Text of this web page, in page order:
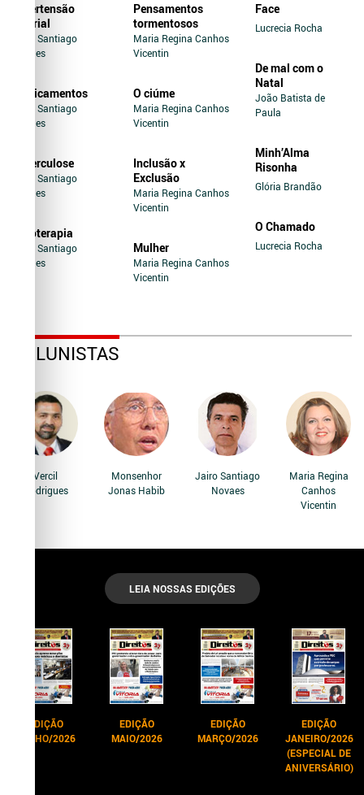
Hipertensão
Arterial
Jairo Santiago
Novaes
Medicamentos
Jairo Santiago
Novaes
Tuberculose
Jairo Santiago
Novaes
Soroterapia
Jairo Santiago
Novaes
Pensamentos
tormentosos
Maria Regina Canhos
Vicentin
O ciúme
Maria Regina Canhos
Vicentin
Inclusão x
Exclusão
Maria Regina Canhos
Vicentin
Mulher
Maria Regina Canhos
Vicentin
Face
Lucrecia Rocha
De mal com o
Natal
João Batista de
Paula
Minh’Alma
Risonha
Glória Brandão
O Chamado
Lucrecia Rocha
COLUNISTAS
Vercil
Rodrigues
Monsenhor
Jonas Habib
Jairo Santiago
Novaes
Maria Regina
Canhos
Vicentin
LEIA NOSSAS EDIÇÕES
EDIÇÃO
JUNHO/2026
EDIÇÃO
MAIO/2026
EDIÇÃO
MARÇO/2026
EDIÇÃO
JANEIRO/2026
(ESPECIAL DE
ANIVERSÁRIO)